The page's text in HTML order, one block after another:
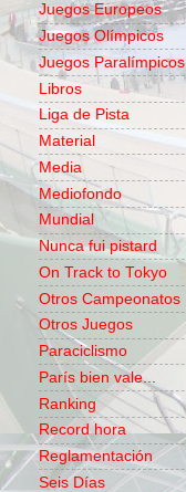
Juegos Europeos
Juegos Olímpicos
Juegos Paralímpicos
Libros
Liga de Pista
Material
Media
Mediofondo
Mundial
Nunca fui pistard
On Track to Tokyo
Otros Campeonatos
Otros Juegos
Paraciclismo
París bien vale...
Ranking
Record hora
Reglamentación
Seis Días